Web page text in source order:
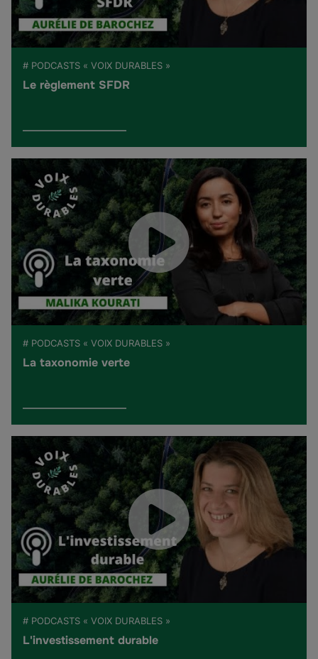
# PODCASTS « VOIX DURABLES »
Le règlement SFDR
# PODCASTS « VOIX DURABLES »
La taxonomie verte
# PODCASTS « VOIX DURABLES »
L'investissement durable